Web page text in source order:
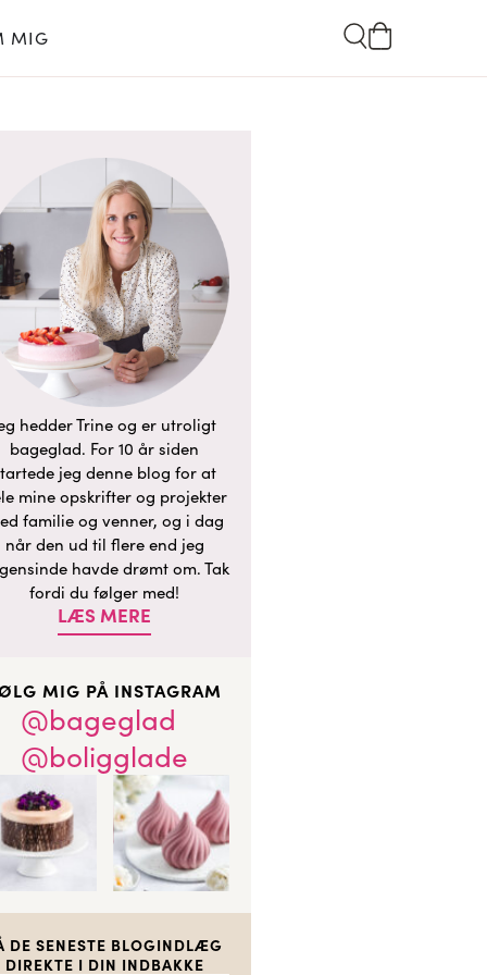
MIG
hedder Trine og er utroligt
bageglad. For 10 år siden
jeg denne blog for at
mine opskrifter og projekter
familie og venner, og i dag
når den ud til flere end jeg
havde drømt om. Tak
fordi du følger med!
LÆS MERE
MIG PÅ INSTAGRAM
@bageglad
@boligglade
DE SENESTE BLOGINDLÆG
DIREKTE I DIN INDBAKKE